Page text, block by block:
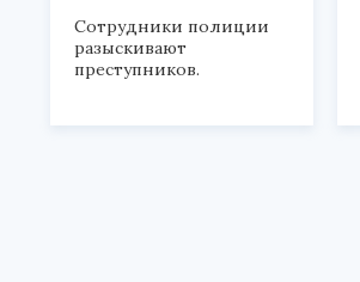
Сотрудники полиции
разыскивают
преступников.